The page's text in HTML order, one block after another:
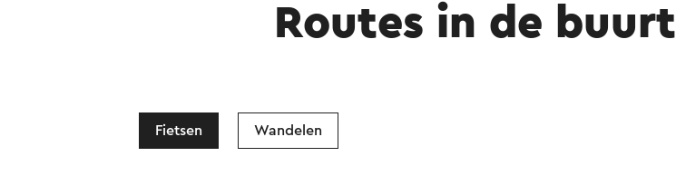
Routes in de buurt
Fietsen Wandelen